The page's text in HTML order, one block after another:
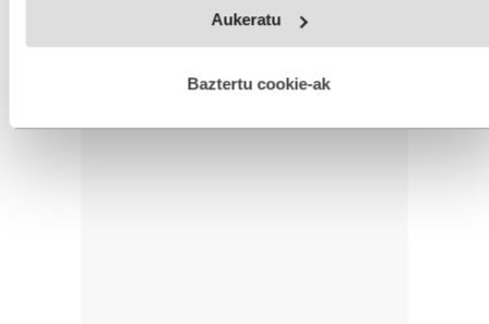
fitxategiak erabiltzen ditu. Zure esperientzia eta zerbitzuak
esplizitua ematen diguzu.Gehiago irakurri
Aukeratu
Baztertu cookie-ak